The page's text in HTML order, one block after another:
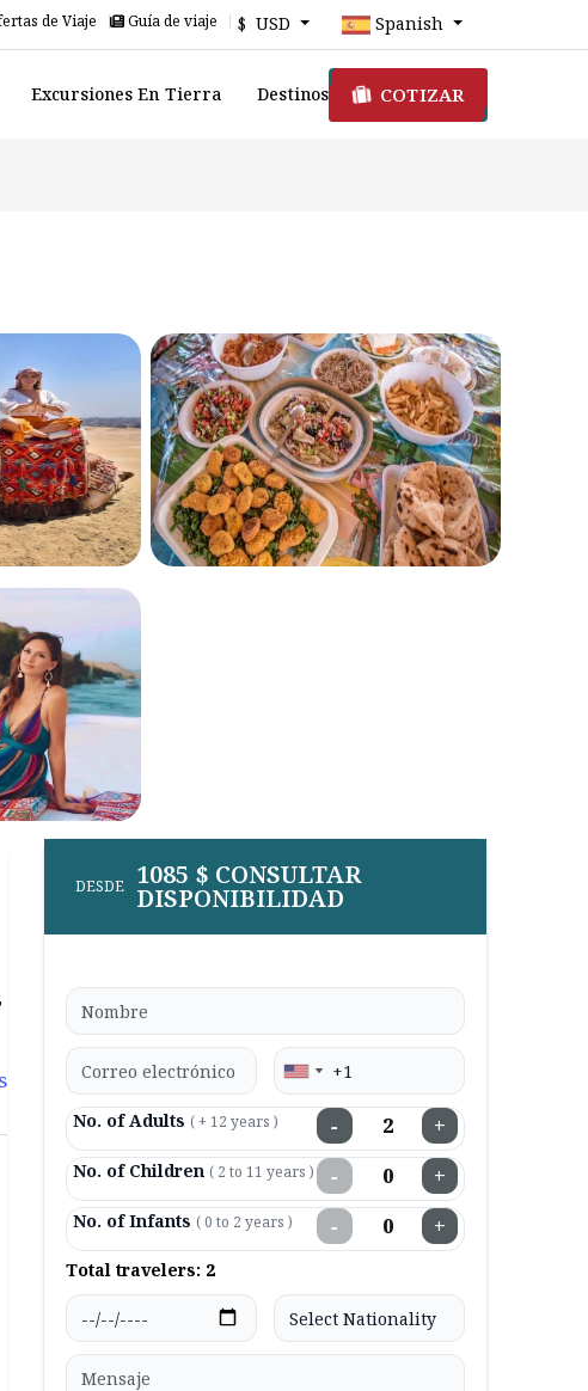
de Viaje Guía de viaje $ USD Spanish
Excursiones En Tierra Destinos COTIZAR
DESDE 1085 $ CONSULTAR
DISPONIBILIDAD
No. of Adults ( + 12 years ) − +
No. of Children ( 2 to 11 years ) − +
No. of Infants ( 0 to 2 years ) − +
Total travelers: 2